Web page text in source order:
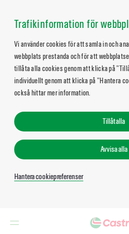
Trafikinformation för
Vi använder cookies för att samla in och
webbplats prestanda och för att
tillåta alla cookies genom att klicka på
individuellt genom att klicka på ”Hantera
också hittar mer information.
Tillåt alla
Avvisa alla
Hantera cookiepreferenser